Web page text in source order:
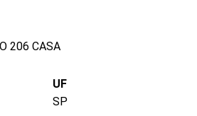
206 CASA
UF
SP